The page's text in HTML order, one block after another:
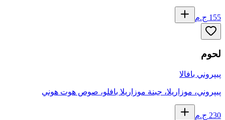
155 ج.م
لحوم
پيپروني بافالا
پيپروني، موزاريلا، جبنة موزاريلا بافلو، صوص هوت هوني
230 ج.م